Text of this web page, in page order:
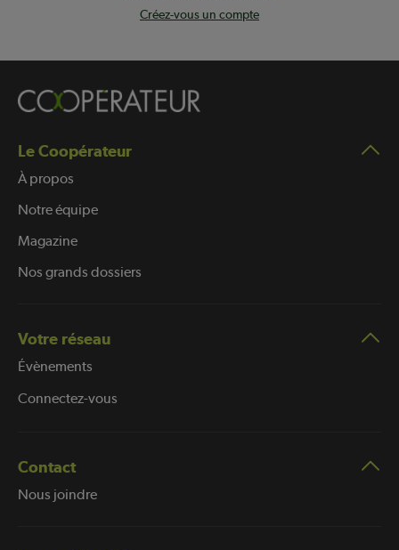
Créez-vous un compte
Le Coopérateur
À propos
Notre équipe
Magazine
Nos grands dossiers
Votre réseau
Évènements
Connectez-vous
Contact
Nous joindre